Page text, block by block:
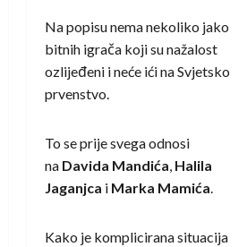
Na popisu nema nekoliko jako
bitnih igrača koji su nažalost
ozlijeđeni i neće ići na Svjetsko
prvenstvo.
To se prije svega odnosi
na Davida Mandića, Halila
Jaganjca i Marka Mamića.
Kako je komplicirana situacija